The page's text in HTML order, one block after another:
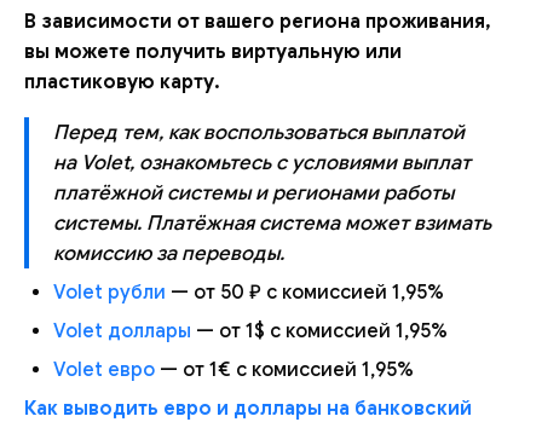
В зависимости от вашего региона проживания,
вы можете получить виртуальную или
пластиковую карту.
Перед тем, как воспользоваться выплатой
на Volet, ознакомьтесь с условиями выплат
платёжной системы и регионами работы
системы. Платёжная система может взимать
комиссию за переводы.
Volet рубли — от 50 ₽ с комиссией 1,95%
Volet доллары — от 1$ с комиссией 1,95%
Volet евро — от 1€ с комиссией 1,95%
Как выводить евро и доллары на банковский